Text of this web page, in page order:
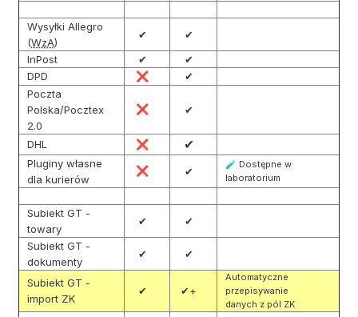
Wysyłki Allegro
(WzA)
✔
✔
InPost
✔
✔
DPD
❌
✔
Poczta
Polska/Pocztex
2.0
❌ ✔
DHL ❌ ✔
Pluginy własne
dla kurierów
❌ ✔
🧪 Dostępne w
laboratorium
Subiekt GT -
towary
✔
✔
Subiekt GT -
dokumenty
✔ ✔
Subiekt GT -
import ZK
✔ ✔+
Automatyczne
przepisywanie
danych z pól ZK